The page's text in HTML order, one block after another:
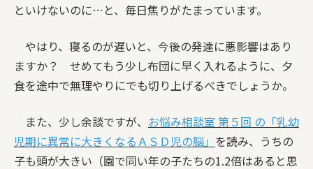
といけないのに…と、毎日焦りがたまっています。
やはり、寝るのが遅いと、今後の発達に悪影響はあり
ますか？ せめてもう少し布団に早く入れるように、夕
食を途中で無理やりにでも切り上げるべきでしょうか。
また、少し余談ですが、 お悩み相談室 第５回 の「乳幼
児期に異常に大きくなるＡＳＤ児の脳」 を読み、うちの
子も頭が大きい（園で同い年の子たちの1.2倍はあると思